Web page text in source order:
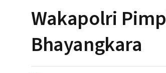
Wakapolri
Bhayangkara